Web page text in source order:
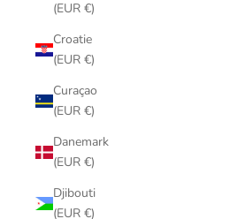
(EUR €)
Croatie
(EUR €)
Curaçao
(EUR €)
Danemark
(EUR €)
Djibouti
(EUR €)